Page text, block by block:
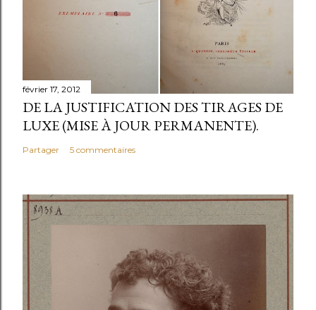
février 17, 2012
DE LA JUSTIFICATION DES TIRAGES DE
LUXE (MISE À JOUR PERMANENTE).
Partager 5 commentaires